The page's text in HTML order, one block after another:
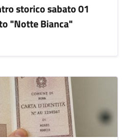
storico sabato 01
"Notte Bianca"